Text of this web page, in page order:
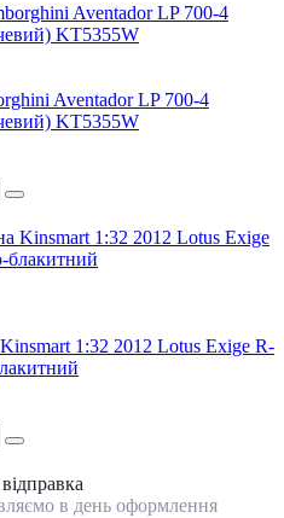
Aventador LP 700-4
KT5355W
1:32 2012 Lotus Exige R-
в день оформлення